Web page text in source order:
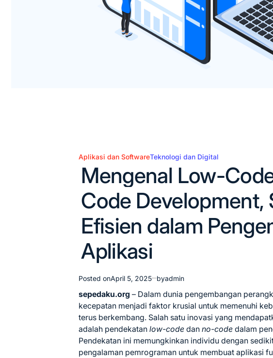
Posted
Aplikasi dan SoftwareTeknologi dan Digital
Mengenal Low-
Code Development,
Efisien dalam
Aplikasi
Posted onApril 5, 2025 byadmin
sepedaku.org – Dalam dunia pengembangan
kecepatan menjadi faktor krusial untuk memenuhi
terus berkembang. Salah satu inovasi yang
adalah pendekatanlow-code danno-code dalam
Pendekatan ini memungkinkan individu dengan
pengalaman pemrograman untuk membuat aplikasi